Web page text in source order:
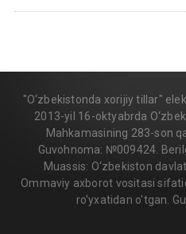
"O‘zbekistonda xorijiy tillar"
2013-yil 16-oktyabrda
Mahkamasining 283-son
Guvohnoma: №009424.
Muassis: O‘zbekiston
Ommaviy axborot vositasi
ro'yxatidan o'tgan.